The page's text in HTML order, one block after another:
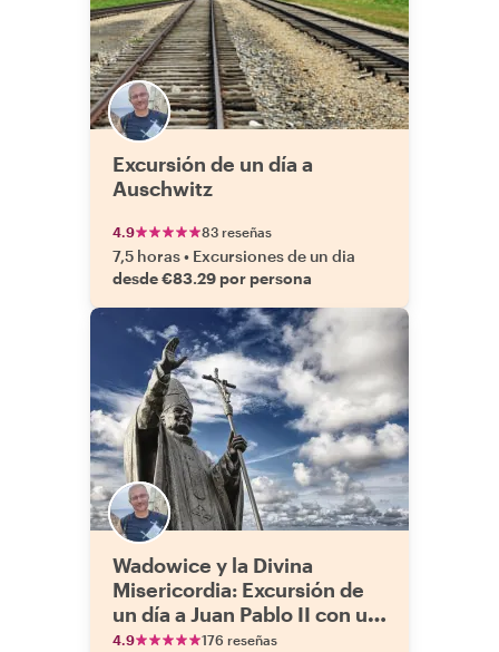
Excursión de un día a
Auschwitz
4.9 83 reseñas
7,5 horas• Excursiones de un dia
desde €83.29 por persona
Wadowice y la Divina
Misericordia: Excursión de
un día a Juan Pablo II con un
local
4.9 176 reseñas